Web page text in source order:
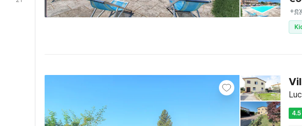
+